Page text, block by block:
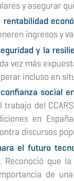
y asegurar
rentabilidad
ingresos y
y la
vez más
incluso en
social
trabajo del
en
discursos
el futuro
Reconoció que
de